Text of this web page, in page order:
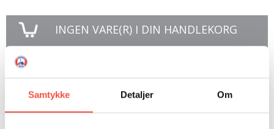
Samtykke Detaljer Om
OM OSS
BILDE FRÅ MUSEET
UTSTILLINGAR
FORTELLINGAR
SVALBARD
NETTBUTIKK
SKUTEKATALOG
INGEN VARE(R) I DIN HANDLEKORG
Polarboken 1958